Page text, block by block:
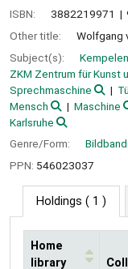
ISBN:
3882219971
Other title:
Wolfgang
Subject(s):
ZKM Zentrum für Kunst
Sprechmaschine
Mensch
Maschine
Karlsruhe
Genre/Form:
Bildband
PPN: 546023037
Holdings ( 1 )
Home
library